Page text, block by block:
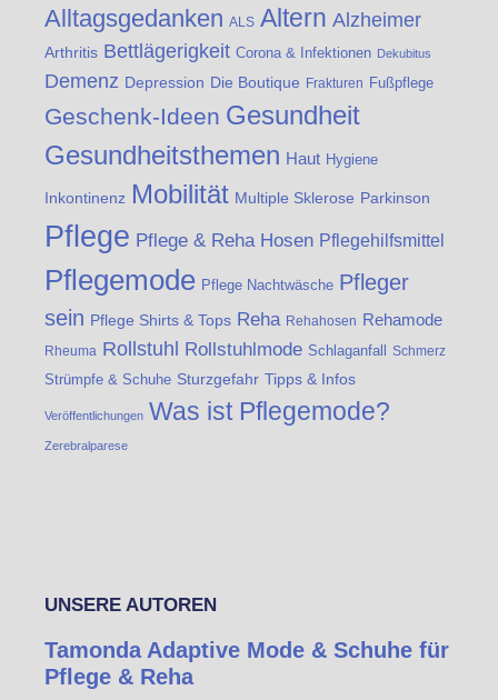
Alltagsgedanken ALS Altern Alzheimer
Arthritis Bettlägerigkeit Corona & Infektionen Dekubitus
Demenz Depression Die Boutique Frakturen Fußpflege
Geschenk-Ideen Gesundheit
Gesundheitsthemen Haut Hygiene
Inkontinenz Mobilität Multiple Sklerose Parkinson
Pflege Pflege & Reha Hosen Pflegehilfsmittel
Pflegemode Pflege Nachtwäsche Pfleger
sein Pflege Shirts & Tops Reha Rehahosen Rehamode
Rheuma Rollstuhl Rollstuhlmode Schlaganfall Schmerz
Strümpfe & Schuhe Sturzgefahr Tipps & Infos
Veröffentlichungen Was ist Pflegemode?
Zerebralparese
UNSERE AUTOREN
Tamonda Adaptive Mode & Schuhe für
Pflege & Reha